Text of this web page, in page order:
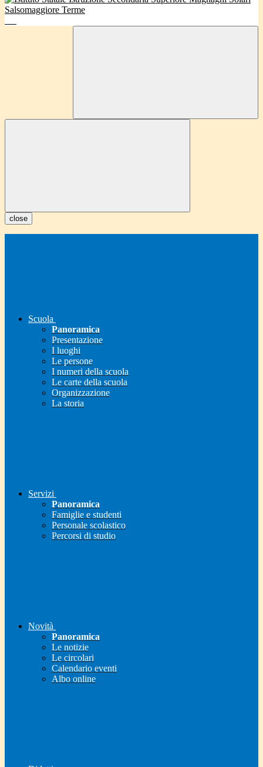
close
Scuola
Panoramica
Presentazione
I luoghi
Le persone
I numeri della scuola
Le carte della scuola
Organizzazione
La storia
Servizi
Panoramica
Famiglie e studenti
Personale scolastico
Percorsi di studio
Novità
Panoramica
Le notizie
Le circolari
Calendario eventi
Albo online